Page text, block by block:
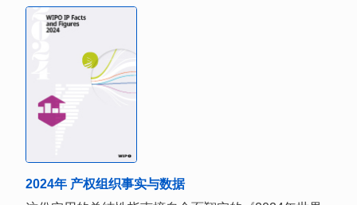
2024年 产权组织事实与数据